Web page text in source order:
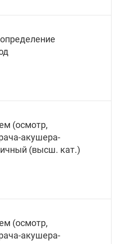
(осмотр,
акушера-
(высш. кат.)
(осмотр,
акушера-